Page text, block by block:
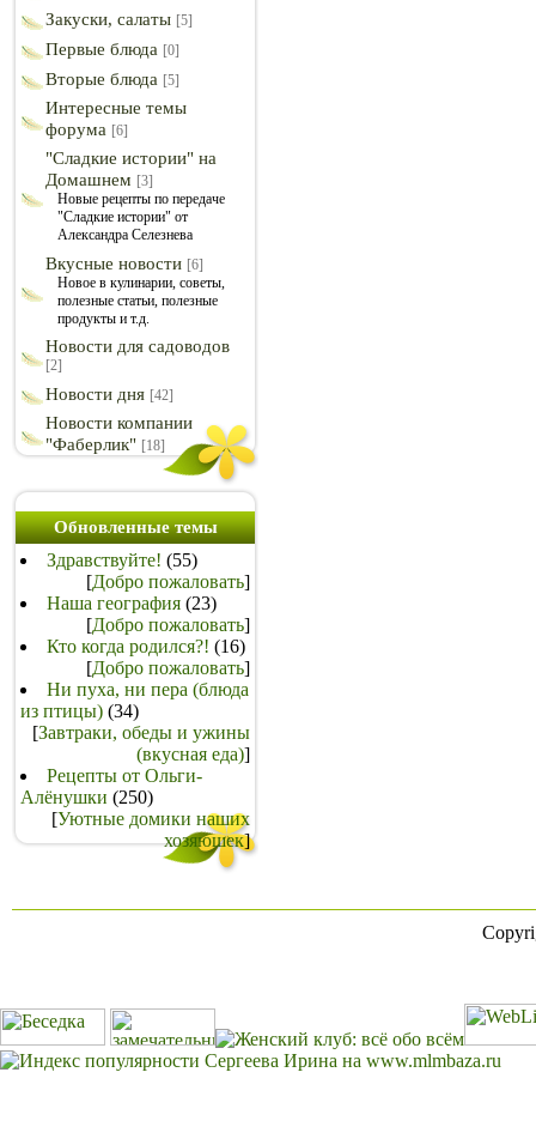
Закуски, салаты [5]
Первые блюда [0]
Вторые блюда [5]
Интересные темы
форума [6]
"Сладкие истории" на
Домашнем [3]
Новые рецепты по передаче
"Сладкие истории" от
Александра Селезнева
Вкусные новости [6]
Новое в кулинарии, советы,
полезные статьи, полезные
продукты и т.д.
Новости для садоводов
[2]
Новости дня [42]
Новости компании
"Фаберлик" [18]
Обновленные темы
Здравствуйте! (55)
[Добро пожаловать]
Наша география (23)
[Добро пожаловать]
Кто когда родился?! (16)
[Добро пожаловать]
Ни пуха, ни пера (блюда
из птицы) (34)
[Завтраки, обеды и ужины
(вкусная еда)]
Рецепты от Ольги-
Алёнушки (250)
[Уютные домики наших
хозяюшек]